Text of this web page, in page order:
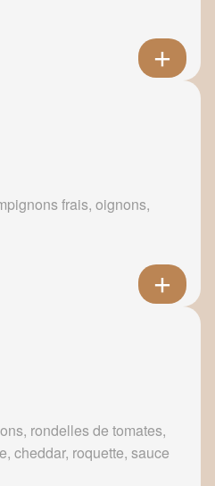
frais, oignons,
rondelles de tomates,
cheddar, roquette, sauce